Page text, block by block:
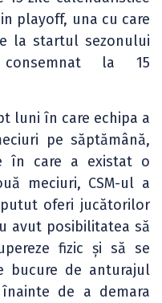
playoff, una cu care
la startul sezonului
consemnat la 15
luni în care echipa a
pe săptămână,
în care a existat o
meciuri, CSM-ul a
oferi jucătorilor
avut posibilitatea să
fizic și să se
bucure de anturajul
de a demara